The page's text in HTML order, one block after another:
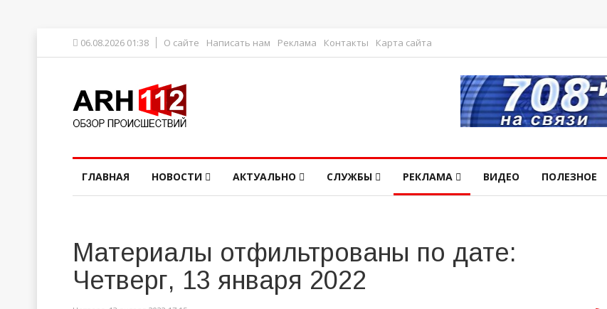
06.08.2026 01:38 О сайте Написать нам Реклама Контакты Карта сайта
ГЛАВНАЯ НОВОСТИ АКТУАЛЬНО СЛУЖБЫ РЕКЛАМА ВИДЕО ПОЛЕЗНОЕ
Материалы отфильтрованы по дате:
Четверг, 13 января 2022